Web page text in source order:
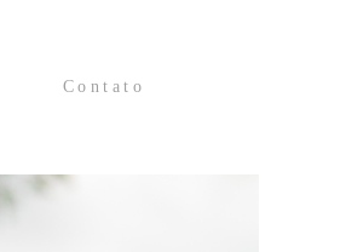
Contato